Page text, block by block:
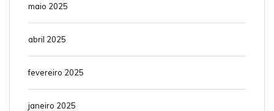
maio 2025
abril 2025
fevereiro 2025
janeiro 2025